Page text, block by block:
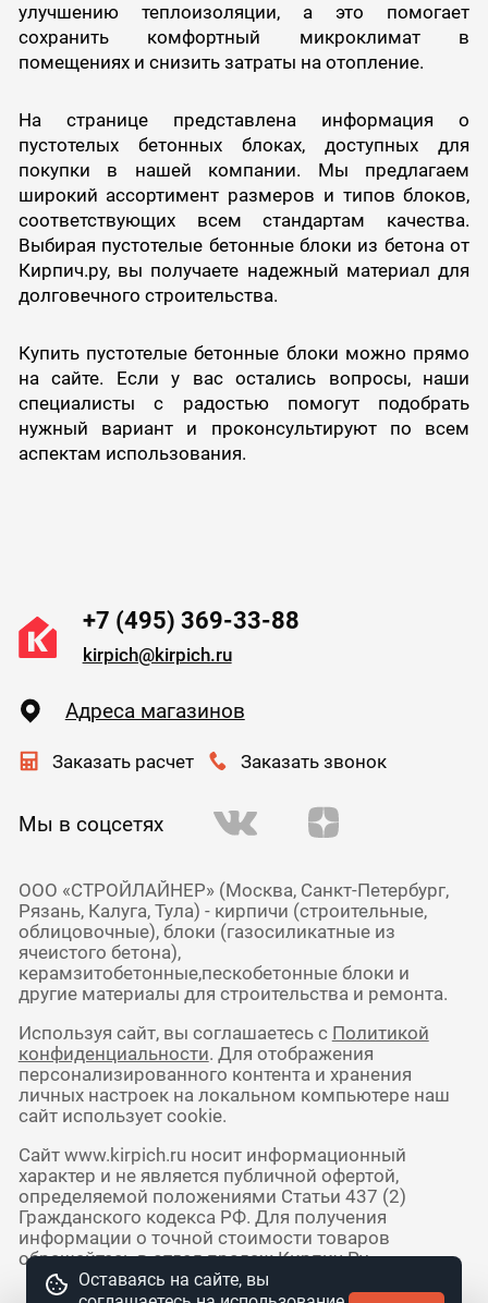
улучшению теплоизоляции, а это помогает
сохранить комфортный микроклимат в
помещениях и снизить затраты на отопление.
На странице представлена информация о
пустотелых бетонных блоках, доступных для
покупки в нашей компании. Мы предлагаем
широкий ассортимент размеров и типов блоков,
соответствующих всем стандартам качества.
Выбирая пустотелые бетонные блоки из бетона от
Кирпич.ру, вы получаете надежный материал для
долговечного строительства.
Купить пустотелые бетонные блоки можно прямо
на сайте. Если у вас остались вопросы, наши
специалисты с радостью помогут подобрать
нужный вариант и проконсультируют по всем
аспектам использования.
+7 (495) 369-33-88
kirpich@kirpich.ru
Адреса магазинов
Заказать расчет Заказать звонок
Мы в соцсетях
ООО «СТРОЙЛАЙНЕР» (Москва, Санкт-Петербург,
Рязань, Калуга, Тула) - кирпичи (строительные,
облицовочные), блоки (газосиликатные из
ячеистого бетона),
керамзитобетонные,пескобетонные блоки и
другие материалы для строительства и ремонта.
Используя сайт, вы соглашаетесь с Политикой
конфиденциальности. Для отображения
персонализированного контента и хранения
личных настроек на локальном компьютере наш
сайт использует cookie.
Сайт www.kirpich.ru носит информационный
характер и не является публичной офертой,
определяемой положениями Статьи 437 (2)
Гражданского кодекса РФ. Для получения
информации о точной стоимости товаров
обращайтесь в отдел продаж Кирпич Ру.
Оставаясь на сайте, вы